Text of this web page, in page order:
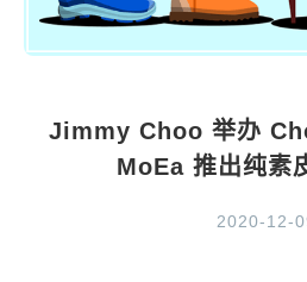
Jimmy Choo 举办
MoEa 推出纯素
2020-12-